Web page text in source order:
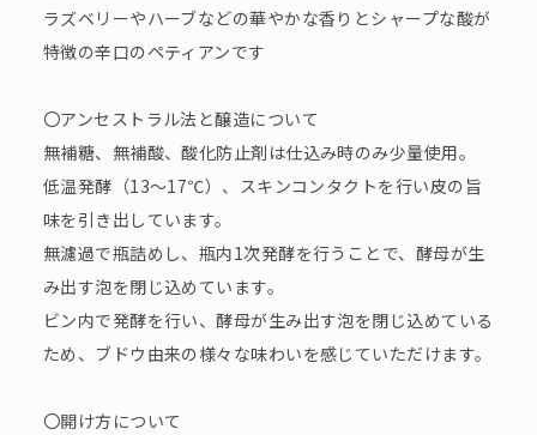
ラズベリーやハーブなどの華やかな香りとシャープな酸が
特徴の辛口のペティアンです
〇アンセストラル法と醸造について
無補糖、無補酸、酸化防止剤は仕込み時のみ少量使用。
低温発酵（13～17℃）、スキンコンタクトを行い皮の旨
味を引き出しています。
無濾過で瓶詰めし、瓶内1次発酵を行うことで、酵母が生
み出す泡を閉じ込めています。
ビン内で発酵を行い、酵母が生み出す泡を閉じ込めている
ため、ブドウ由来の様々な味わいを感じていただけます。
〇開け方について